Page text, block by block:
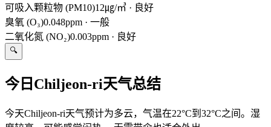
可吸入颗粒物 (PM10)12㎍/㎥ · 良好
臭氧 (O₃)0.048ppm · 一般
二氧化氮 (NO₂)0.003ppm · 良好
🔍
今日Chiljeon-ri天气总结
今天Chiljeon-ri天气预计为多云，气温在22°C到32°C之间。湿